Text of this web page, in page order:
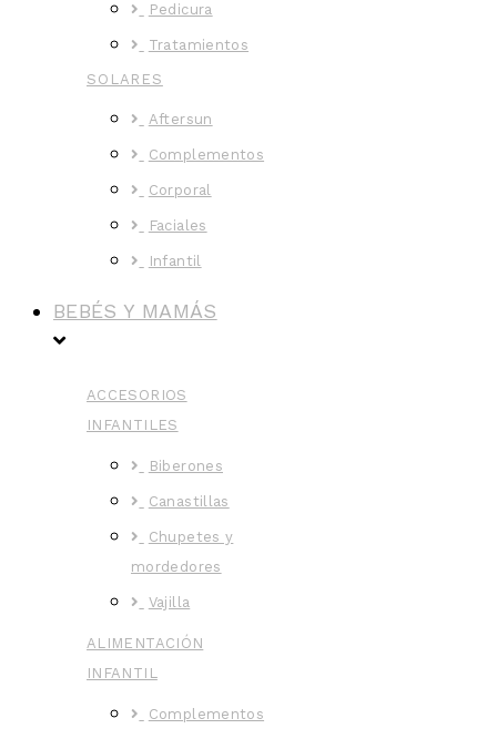
Pedicura
Tratamientos
SOLARES
Aftersun
Complementos
Corporal
Faciales
Infantil
BEBÉS Y MAMÁS
ACCESORIOS
INFANTILES
Biberones
Canastillas
Chupetes y
mordedores
Vajilla
ALIMENTACIÓN
INFANTIL
Complementos